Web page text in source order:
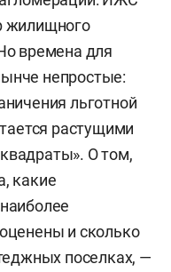
жилищного
времена для
непростые:
льготной
растущими
О том,
какие
и сколько
поселках, —